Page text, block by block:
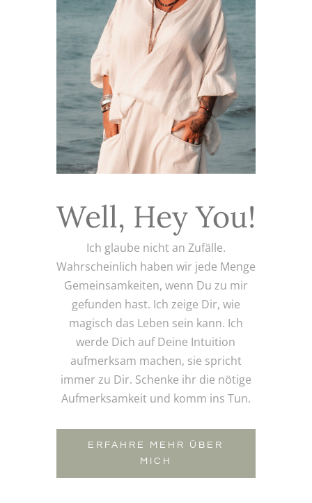
Well, Hey You!
Ich glaube nicht an Zufälle.
Wahrscheinlich haben wir jede Menge
Gemeinsamkeiten, wenn Du zu mir
gefunden hast. Ich zeige Dir, wie
magisch das Leben sein kann. Ich
werde Dich auf Deine Intuition
aufmerksam machen, sie spricht
immer zu Dir. Schenke ihr die nötige
Aufmerksamkeit und komm ins Tun.
ERFAHRE MEHR ÜBER
MICH